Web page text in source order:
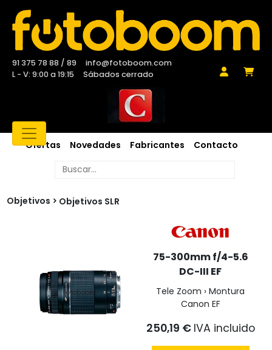
91 375 78 88 / 89
info@fotoboom.com
L - V: 9:00 a 19:15
Sábados cerrado
Ofertas Novedades Fabricantes Contacto
Objetivos Objetivos SLR
75-300mm f/4-5.6
DC-III EF
Tele Zoom › Montura
Canon EF
250,19 € IVA incluido